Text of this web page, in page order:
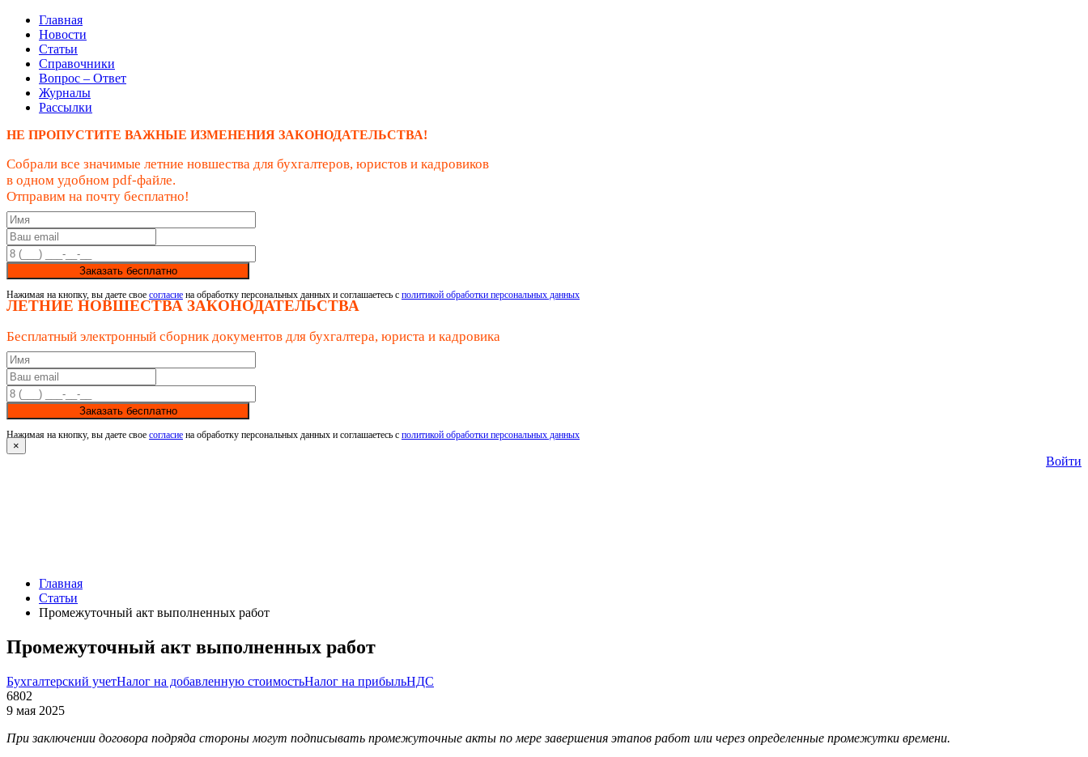
Главная
Новости
Статьи
Справочники
Вопрос – Ответ
Журналы
Рассылки
НЕ ПРОПУСТИТЕ ВАЖНЫЕ ИЗМЕНЕНИЯ ЗАКОНОДАТЕЛЬСТВА!
Собрали все значимые летние новшества для бухгалтеров, юристов и кадровиков
в одном удобном pdf-файле.
Отправим на почту бесплатно!
Заказать бесплатно
Нажимая на кнопку, вы даете свое согласие на обработку персональных данных и соглашаетесь с политикой обработки персональных данных
ЛЕТНИЕ НОВШЕСТВА ЗАКОНОДАТЕЛЬСТВА
Бесплатный электронный сборник документов для бухгалтера, юриста и кадровика
Заказать бесплатно
Нажимая на кнопку, вы даете свое согласие на обработку персональных данных и соглашаетесь с политикой обработки персональных данных
×
Войти
Главная
Статьи
Промежуточный акт выполненных работ
Промежуточный акт выполненных работ
Бухгалтерский учетНалог на добавленную стоимостьНалог на прибыльНДС
6802
9 мая 2025
При заключении договора подряда стороны могут подписывать промежуточные акты по мере завершения этапов работ или через определенные промежутки времени.